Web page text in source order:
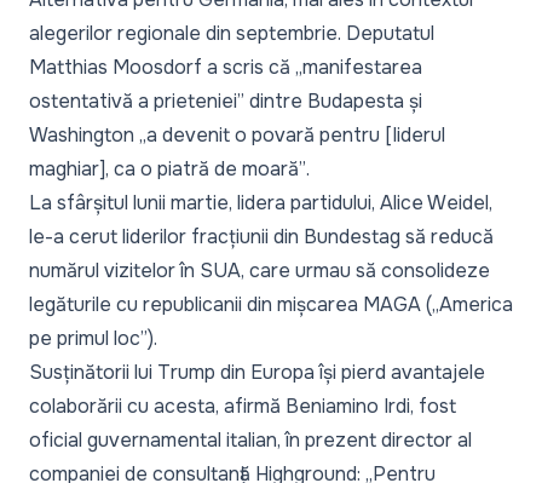
alegerilor regionale din septembrie. Deputatul
Matthias Moosdorf a scris că „manifestarea
ostentativă a prieteniei” dintre Budapesta și
Washington „a devenit o povară pentru [liderul
maghiar], ca o piatră de moară”.
La sfârșitul lunii martie, lidera partidului, Alice Weidel,
le-a cerut liderilor fracțiunii din Bundestag să reducă
numărul vizitelor în SUA, care urmau să consolideze
legăturile cu republicanii din mișcarea MAGA („America
pe primul loc”).
Susținătorii lui Trump din Europa își pierd avantajele
colaborării cu acesta, afirmă Beniamino Irdi, fost
oficial guvernamental italian, în prezent director al
companiei de consultanță Highground: „Pentru